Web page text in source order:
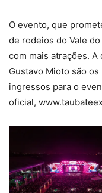
O evento, que
de rodeios do Vale
com mais atrações.
Gustavo Mioto são
ingressos para o
oficial,